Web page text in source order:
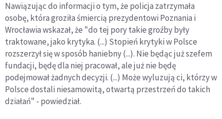
Nawiązując do informacji o tym, że policja zatrzymała
osobę, która groziła śmiercią prezydentowi Poznania i
Wrocławia wskazał, że "do tej pory takie groźby były
traktowane, jako krytyka. (...) Stopień krytyki w Polsce
rozszerzył się w sposób haniebny (...). Nie będąc już szefem
fundacji, będę dla niej pracował, ale już nie będę
podejmował żadnych decyzji. (...) Może wyluzują ci, którzy w
Polsce dostali niesamowitą, otwartą przestrzeń do takich
działań" - powiedział.